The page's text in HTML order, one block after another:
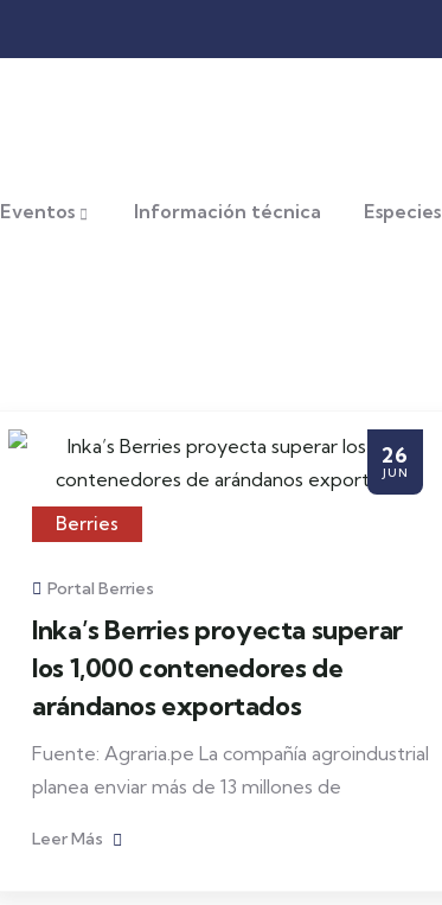
Eventos Información técnica Especies
26
JUN
Berries
Portal Berries
Inka’s Berries proyecta superar
los 1,000 contenedores de
arándanos exportados
Fuente: Agraria.pe La compañía agroindustrial
planea enviar más de 13 millones de
Leer Más